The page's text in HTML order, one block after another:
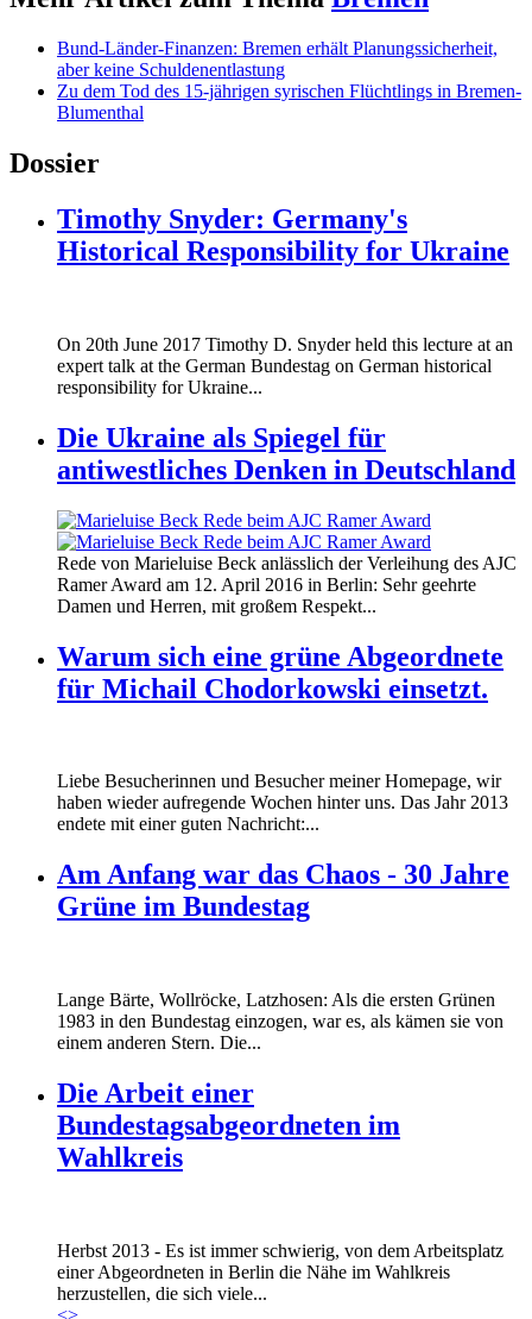
Bund-Länder-Finanzen: Bremen erhält Planungssicherheit,
aber keine Schuldenentlastung
Zu dem Tod des 15-jährigen syrischen Flüchtlings in Bremen-
Blumenthal
Dossier
Timothy Snyder: Germany's
Historical Responsibility for Ukraine
On 20th June 2017 Timothy D. Snyder held this lecture at an
expert talk at the German Bundestag on German historical
responsibility for Ukraine...
Die Ukraine als Spiegel für
antiwestliches Denken in Deutschland
160412_ramer_award.jpg
160412_ramer_award.jpg
Rede von Marieluise Beck anlässlich der Verleihung des AJC
Ramer Award am 12. April 2016 in Berlin: Sehr geehrte
Damen und Herren, mit großem Respekt...
Warum sich eine grüne Abgeordnete
für Michail Chodorkowski einsetzt.
Liebe Besucherinnen und Besucher meiner Homepage, wir
haben wieder aufregende Wochen hinter uns. Das Jahr 2013
endete mit einer guten Nachricht:...
Am Anfang war das Chaos - 30 Jahre
Grüne im Bundestag
Lange Bärte, Wollröcke, Latzhosen: Als die ersten Grünen
1983 in den Bundestag einzogen, war es, als kämen sie von
einem anderen Stern. Die...
Die Arbeit einer
Bundestagsabgeordneten im
Wahlkreis
Marie_und_Wahlkreis.jpg
Marie_und_Wahlkreis.jpg
Herbst 2013 - Es ist immer schwierig, von dem Arbeitsplatz
einer Abgeordneten in Berlin die Nähe im Wahlkreis
herzustellen, die sich viele...
<>